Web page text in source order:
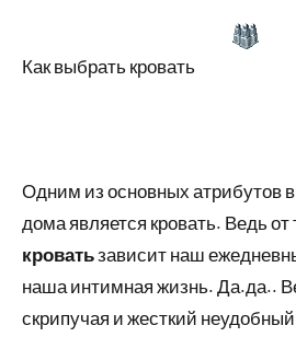
Как выбрать кровать
Одним из основных атрибутов
дома является кровать. Ведь от
кроватьзависит наш
наша интимная жизнь. Да.да..
скрипучая и жесткий